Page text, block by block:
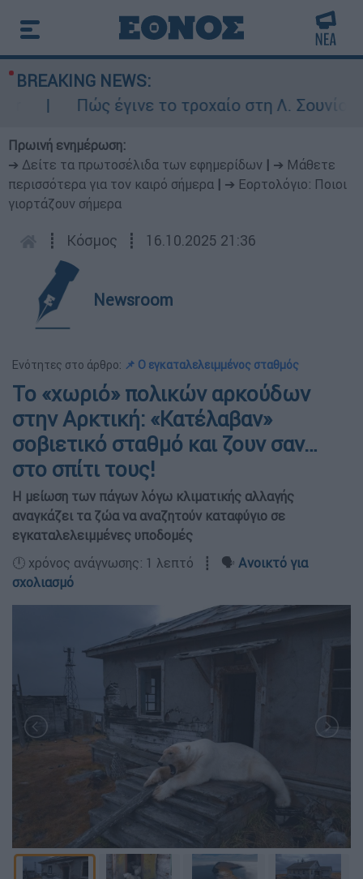
BREAKING NEWS:
Πώς έγινε το τροχαίο στη Λ. Σουνίου:
Πρωινή ενημέρωση:
➔ Δείτε τα πρωτοσέλιδα των εφημερίδων
➔ Μάθετε
περισσότερα για τον καιρό σήμερα
➔ Εορτολόγιο: Ποιοι
γιορτάζουν σήμερα
┋ Κόσμος ┋ 16.10.2025 21:36
Newsroom
Ενότητες στο άρθρο: 📌 Ο εγκαταλελειμμένος σταθμός
Το «χωριό» πολικών αρκούδων
στην Αρκτική: «Κατέλαβαν»
σοβιετικό σταθμό και ζουν σαν…
στο σπίτι τους!
Η μείωση των πάγων λόγω κλιματικής αλλαγής
αναγκάζει τα ζώα να αναζητούν καταφύγιο σε
εγκαταλελειμμένες υποδομές
🕛 χρόνος ανάγνωσης: 1 λεπτό ┋ 🗣️ Ανοικτό για
σχολιασμό